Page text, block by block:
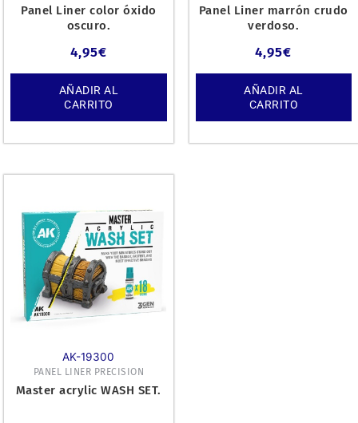
Panel Liner color óxido
oscuro.
4,95€
AÑADIR AL
CARRITO
Panel Liner marrón crudo
verdoso.
4,95€
AÑADIR AL
CARRITO
AK-19300
PANEL LINER PRECISION
Master acrylic WASH SET.